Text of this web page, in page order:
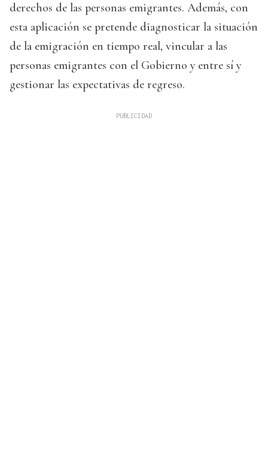
derechos de las personas emigrantes. Además, con
esta aplicación se pretende diagnosticar la situación
de la emigración en tiempo real, vincular a las
personas emigrantes con el Gobierno y entre sí y
gestionar las expectativas de regreso.